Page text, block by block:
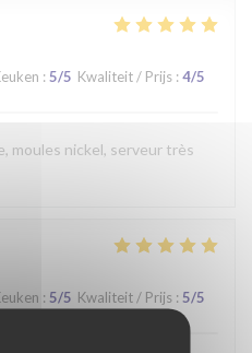
: 5/5 Kwaliteit / Prijs : 4/5
moules nickel, serveur très
: 5/5 Kwaliteit / Prijs : 5/5